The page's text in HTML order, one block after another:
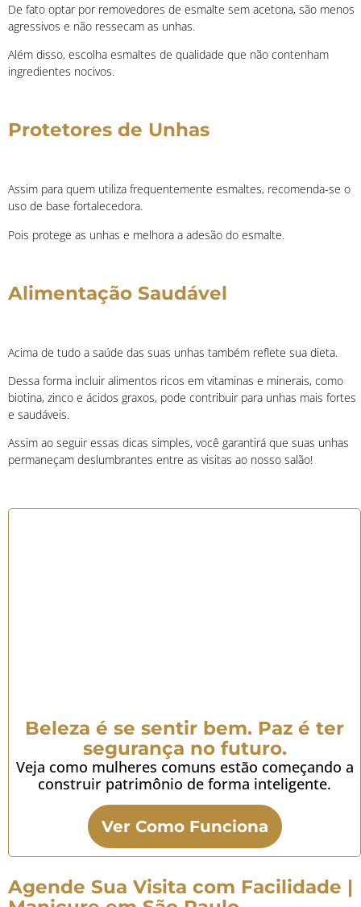
De fato optar por removedores de esmalte sem acetona, são menos
agressivos e não ressecam as unhas.
Além disso, escolha esmaltes de qualidade que não contenham
ingredientes nocivos.
Protetores de Unhas
Assim para quem utiliza frequentemente esmaltes, recomenda-se o
uso de base fortalecedora.
Pois protege as unhas e melhora a adesão do esmalte.
Alimentação Saudável
Acima de tudo a saúde das suas unhas também reflete sua dieta.
Dessa forma incluir alimentos ricos em vitaminas e minerais, como
biotina, zinco e ácidos graxos, pode contribuir para unhas mais fortes
e saudáveis.
Assim ao seguir essas dicas simples, você garantirá que suas unhas
permaneçam deslumbrantes entre as visitas ao nosso salão!
Beleza é se sentir bem. Paz é ter
segurança no futuro.
Veja como mulheres comuns estão começando a
construir patrimônio de forma inteligente.
Ver Como Funciona
Agende Sua Visita com Facilidade |